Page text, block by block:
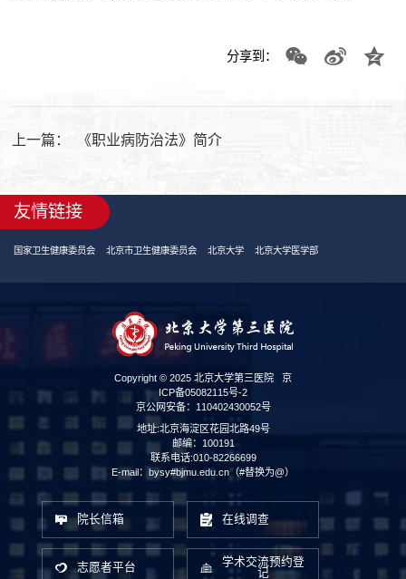
分享到：
上一篇： 《职业病防治法》简介
友情链接
国家卫生健康委员会 北京市卫生健康委员会 北京大学 北京大学医学部
Copyright © 2025 北京大学第三医院 京
ICP备05082115号-2
京公网安备：110402430052号
地址:北京海淀区花园北路49号
邮编：100191
联系电话:010-82266699
E-mail：bysy#bjmu.edu.cn（#替换为@）
院长信箱 在线调查
志愿者平台
学术交流预约登
记